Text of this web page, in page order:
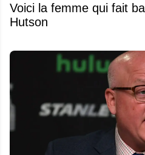
Voici la femme qui fait
Hutson